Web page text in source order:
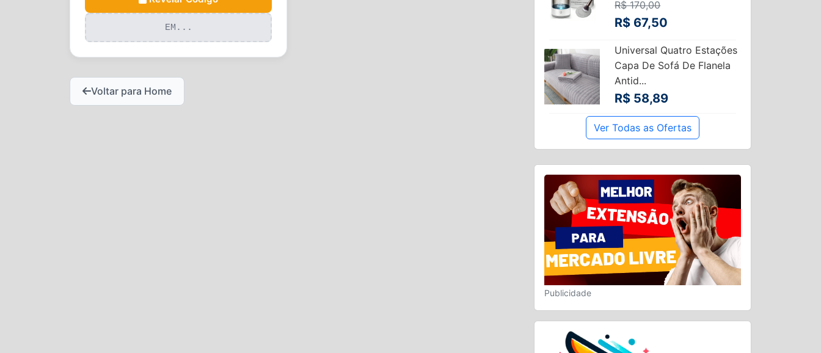
EM...
Voltar para Home
R$ 170,00
R$ 67,50
Universal Quatro Estações
Capa De Sofá De Flanela
Antid...
R$ 58,89
Ver Todas as Ofertas
Publicidade